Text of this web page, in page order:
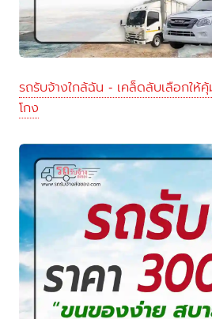
รถรับจ้างใกล้ฉัน - เคล็ดลับเลือกให้
โกง